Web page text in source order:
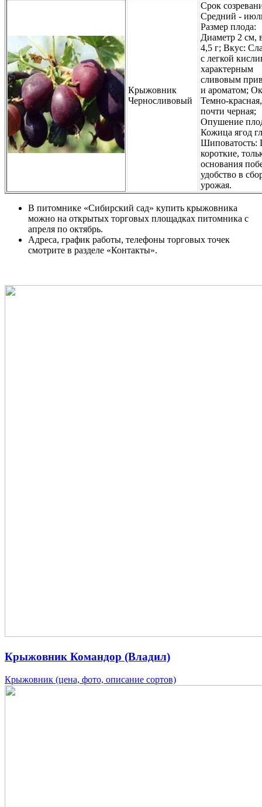
Крыжовник
Черносливовый
Срок
Средний -
Размер плода:
Диаметр 2 см,
4,5 г; Вкус:
с легкой
характерным
сливовым
и ароматом;
Темно-красная,
почти черная;
Опушение
Кожица ягод
короткие,
основания
удобство в
урожая.
В питомнике «Сибирский сад» купить крыжовника
можно на открытых торговых площадках питомника с
апреля по октябрь.
Адреса, график работы, телефоны торговых точек
смотрите в разделе «Контакты».
Крыжовник Командор (Владил)
Крыжовник (цена, фото, описание сортов)